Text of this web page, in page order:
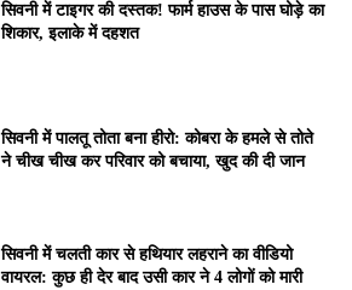
सिवनी में टाइगर की दस्तक! फार्म हाउस के पास घोड़े का
शिकार, इलाके में दहशत
सिवनी में पालतू तोता बना हीरो: कोबरा के हमले से तोते
ने चीख चीख कर परिवार को बचाया, खुद की दी जान
सिवनी में चलती कार से हथियार लहराने का वीडियो
वायरल: कुछ ही देर बाद उसी कार ने 4 लोगों को मारी